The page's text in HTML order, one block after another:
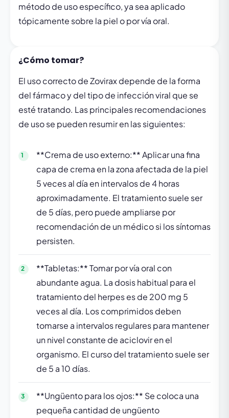
método de uso específico, ya sea aplicado
tópicamente sobre la piel o por vía oral.
¿Cómo tomar?
El uso correcto de Zovirax depende de la forma
del fármaco y del tipo de infección viral que se
esté tratando. Las principales recomendaciones
de uso se pueden resumir en las siguientes:
**Crema de uso externo:** Aplicar una fina
capa de crema en la zona afectada de la piel
5 veces al día en intervalos de 4 horas
aproximadamente. El tratamiento suele ser
de 5 días, pero puede ampliarse por
recomendación de un médico si los síntomas
persisten.
**Tabletas:** Tomar por vía oral con
abundante agua. La dosis habitual para el
tratamiento del herpes es de 200 mg 5
veces al día. Los comprimidos deben
tomarse a intervalos regulares para mantener
un nivel constante de aciclovir en el
organismo. El curso del tratamiento suele ser
de 5 a 10 días.
**Ungüento para los ojos:** Se coloca una
pequeña cantidad de ungüento